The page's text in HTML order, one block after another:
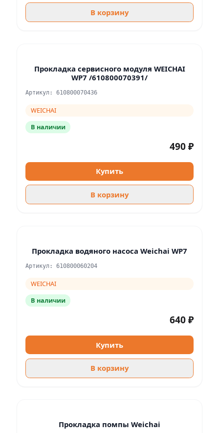
В корзину
Прокладка сервисного модуля WEICHAI
WP7 /610800070391/
Артикул: 610800070436
WEICHAI
В наличии
490 ₽
Купить
В корзину
Прокладка водяного насоса Weichai WP7
Артикул: 610800060204
WEICHAI
В наличии
640 ₽
Купить
В корзину
Прокладка помпы Weichai